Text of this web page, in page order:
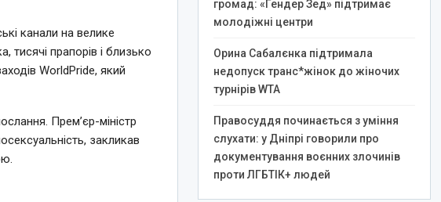
канали на велике
прапорів і близько
WorldPride, який
Прем’єр-міністр
закликав
громад: «Гендер Зед» підтримає
молодіжні центри
Орина Сабалєнка підтримала
недопуск транс*жінок до жіночих
турнірів WTA
Правосуддя починається з уміння
слухати: у Дніпрі говорили про
документування воєнних злочинів
проти ЛГБТІК+ людей